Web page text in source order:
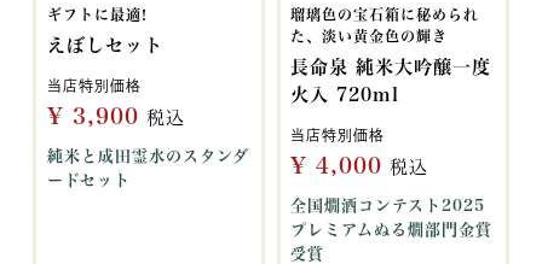
ギフトに最適!
えぼしセット
当店特別価格
¥ 3,900 税込
純米と成田霊水のスタンダ
ードセット
瑠璃色の宝石箱に秘められ
た、淡い黄金色の輝き
長命泉 純米大吟醸一度
火入 720ml
当店特別価格
¥ 4,000 税込
全国燗酒コンテスト2025
プレミアムぬる燗部門金賞
受賞